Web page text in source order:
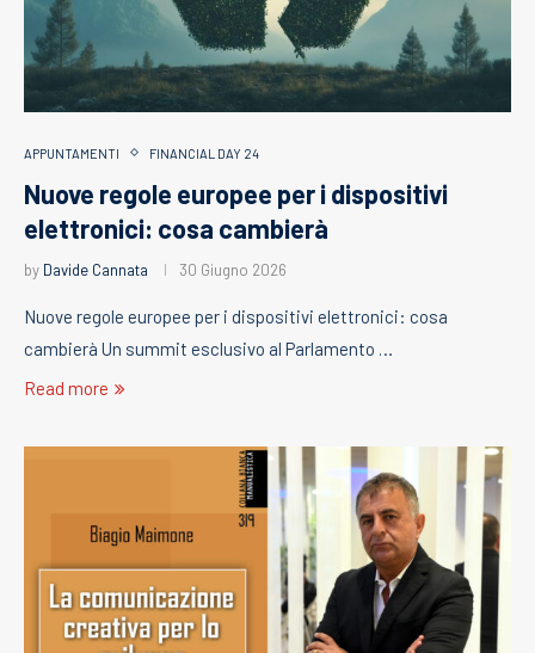
APPUNTAMENTI FINANCIAL DAY 24
Nuove regole europee per i dispositivi
elettronici: cosa cambierà
by Davide Cannata 30 Giugno 2026
Nuove regole europee per i dispositivi elettronici: cosa
cambierà Un summit esclusivo al Parlamento …
Read more